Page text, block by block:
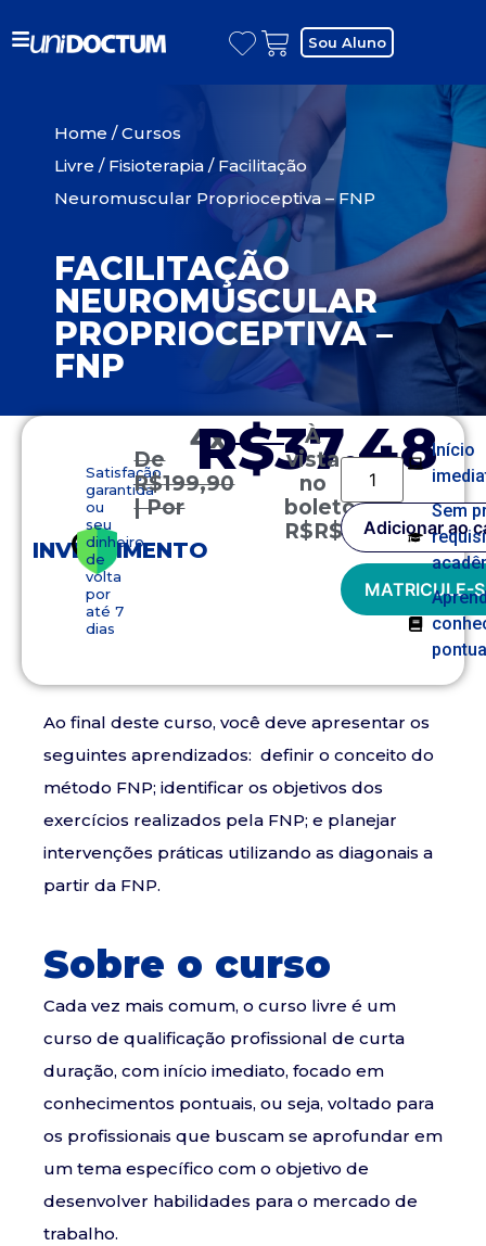
Sou Aluno
Home /Cursos
Livre / Fisioterapia / Facilitação
Neuromuscular Proprioceptiva – FNP
FACILITAÇÃO
NEUROMUSCULAR
PROPRIOCEPTIVA –
FNP
Ao final deste curso, você deve apresentar os
seguintes aprendizados: definir o conceito do
método FNP; identificar os objetivos dos
exercícios realizados pela FNP; e planejar
intervenções práticas utilizando as diagonais a
partir da FNP.
Sobre o curso
Cada vez mais comum, o curso livre é um
curso de qualificação profissional de curta
duração, com início imediato, focado em
conhecimentos pontuais, ou seja, voltado para
os profissionais que buscam se aprofundar em
um tema específico com o objetivo de
desenvolver habilidades para o mercado de
trabalho.
INVESTIMENTO
Satisfação
garantida
ou
seu
dinheiro
de
volta
por
até 7
dias
De
R$199,90
| Por
4x
R$37,48
À
vista
no
boleto
R$R$149,90
Adicionar ao
MATRICULE-
Início
Sem